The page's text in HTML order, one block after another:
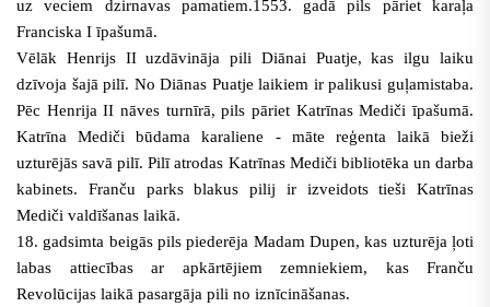
uz veciem dzirnavas pamatiem.1553. gadā pils pāriet karaļa
Franciska I īpašumā.
Vēlāk Henrijs II uzdāvināja pili Diānai Puatje, kas ilgu laiku
dzīvoja šajā pilī. No Diānas Puatje laikiem ir palikusi guļamistaba.
Pēc Henrija II nāves turnīrā, pils pāriet Katrīnas Mediči īpašumā.
Katrīna Mediči būdama karaliene - māte reģenta laikā bieži
uzturējās savā pilī. Pilī atrodas Katrīnas Mediči bibliotēka un darba
kabinets. Franču parks blakus pilij ir izveidots tieši Katrīnas
Mediči valdīšanas laikā.
18. gadsimta beigās pils piederēja Madam Dupen, kas uzturēja ļoti
labas attiecības ar apkārtējiem zemniekiem, kas Franču
Revolūcijas laikā pasargāja pili no iznīcināšanas.